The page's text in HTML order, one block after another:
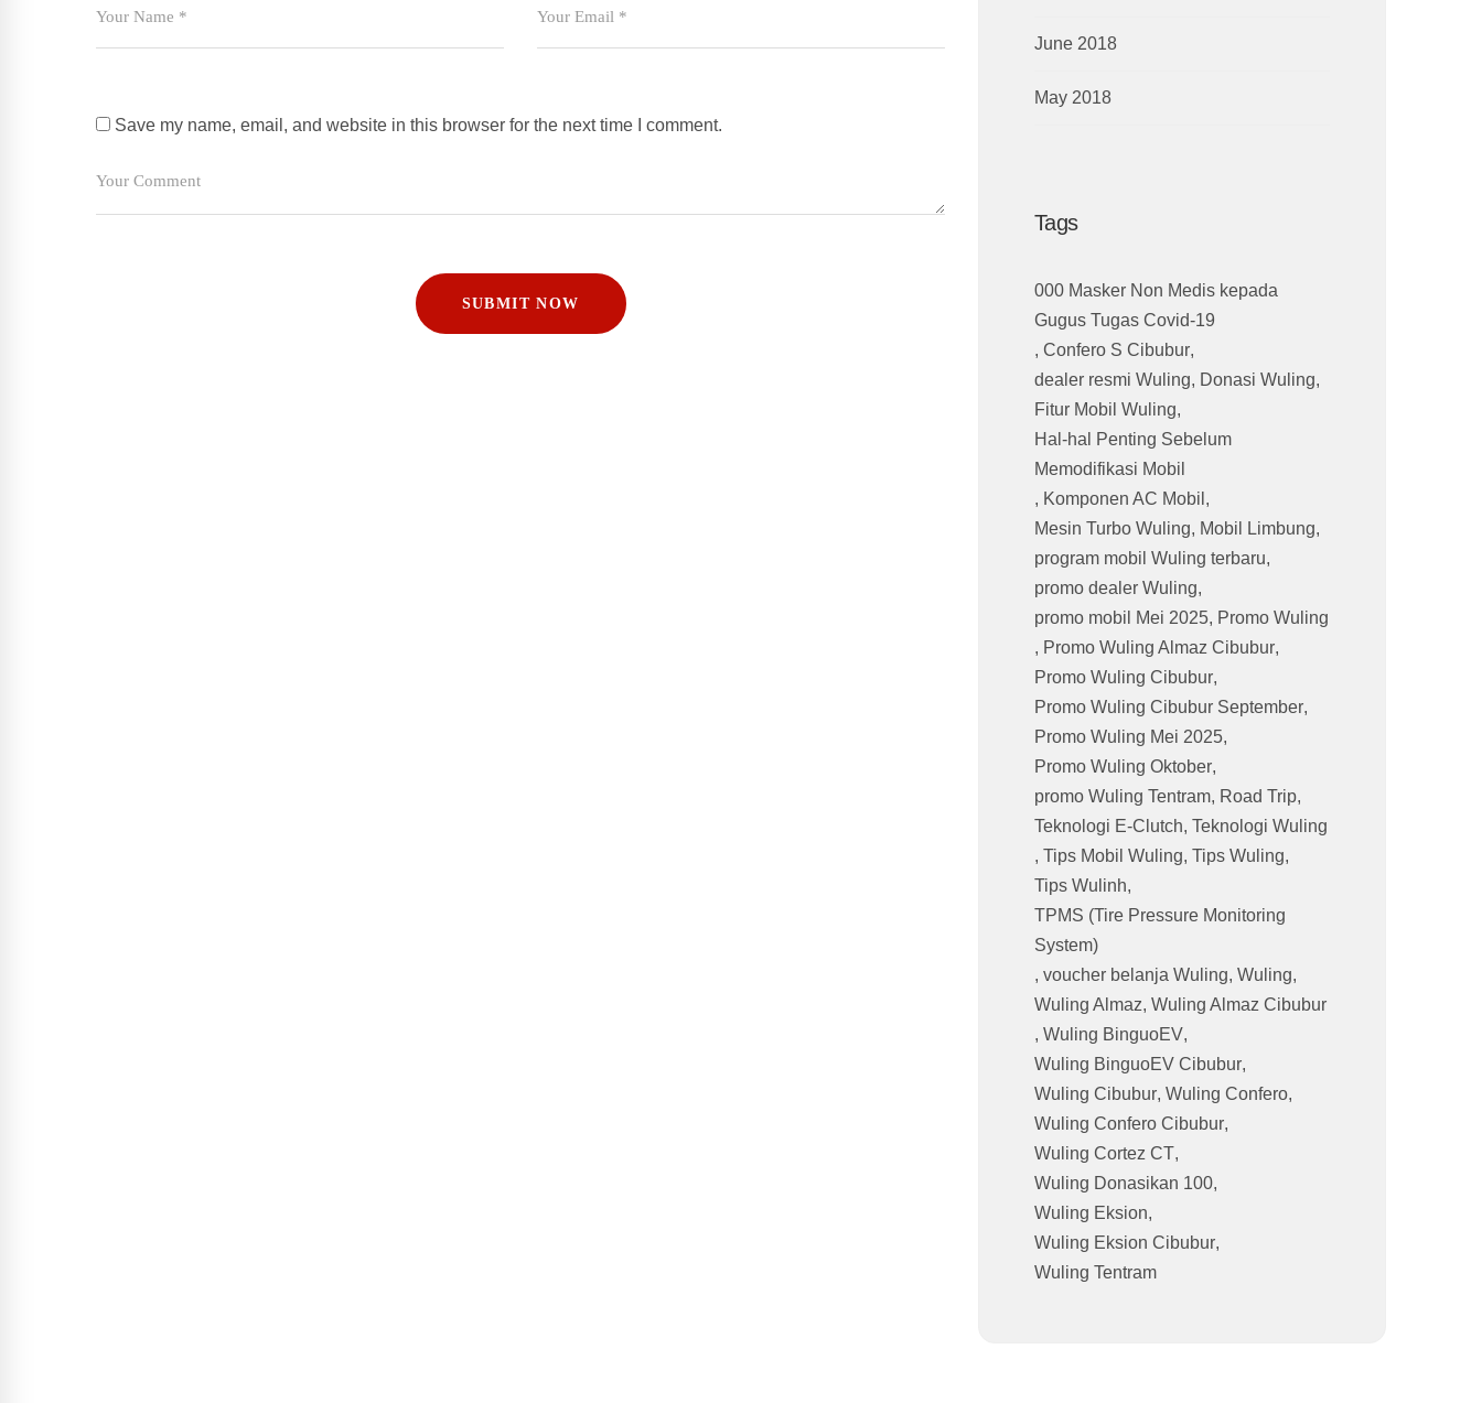
Save my name, email, and website in this browser for the next time I comment.
June 2018
May 2018
Tags
000 Masker Non Medis kepada
Gugus Tugas Covid-19
, Confero S Cibubur,
dealer resmi Wuling, Donasi Wuling,
Fitur Mobil Wuling,
Hal-hal Penting Sebelum
Memodifikasi Mobil
, Komponen AC Mobil ,
Mesin Turbo Wuling, Mobil Limbung,
program mobil Wuling terbaru,
promo dealer Wuling,
promo mobil Mei 2025, Promo Wuling
, Promo Wuling Almaz Cibubur,
Promo Wuling Cibubur,
Promo Wuling Cibubur September,
Promo Wuling Mei 2025,
Promo Wuling Oktober,
promo Wuling Tentram, Road Trip,
Teknologi E-Clutch, Teknologi Wuling
, Tips Mobil Wuling, Tips Wuling,
Tips Wulinh,
TPMS (Tire Pressure Monitoring
System)
, voucher belanja Wuling, Wuling,
Wuling Almaz, Wuling Almaz Cibubur
, Wuling BinguoEV,
Wuling BinguoEV Cibubur,
Wuling Cibubur, Wuling Confero,
Wuling Confero Cibubur,
Wuling Cortez CT,
Wuling Donasikan 100,
Wuling Eksion,
Wuling Eksion Cibubur,
Wuling Tentram